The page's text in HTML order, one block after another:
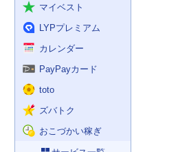
マイベスト
LYPプレミアム
カレンダー
PayPayカード
toto
ズバトク
おこづかい稼ぎ